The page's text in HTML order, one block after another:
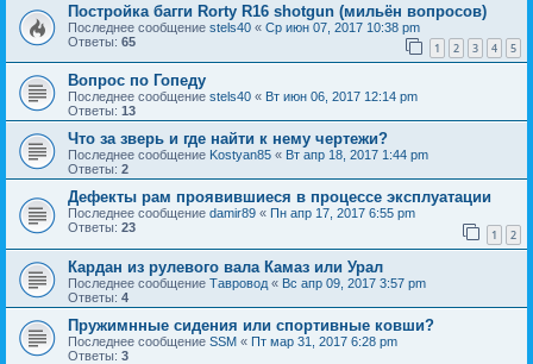
Постройка багги Rorty R16 shotgun (мильён вопросов)
Последнее сообщение stels40 « Ср июн 07, 2017 10:38 pm
Ответы: 65 1 2 3 4 5
Вопрос по Гопеду
Последнее сообщение stels40 « Вт июн 06, 2017 12:14 pm
Ответы: 13
Что за зверь и где найти к нему чертежи?
Последнее сообщение Kostyan85 « Вт апр 18, 2017 1:44 pm
Ответы: 2
Дефекты рам проявившиеся в процессе эксплуатации
Последнее сообщение damir89 « Пн апр 17, 2017 6:55 pm
Ответы: 23 1 2
Кардан из рулевого вала Камаз или Урал
Последнее сообщение Тавровод « Вс апр 09, 2017 3:57 pm
Ответы: 4
Пружимнные сидения или спортивные ковши?
Последнее сообщение SSM « Пт мар 31, 2017 6:28 pm
Ответы: 3